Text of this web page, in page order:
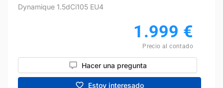
Dynamique 1.5dCi105 EU4
1.999 €
Precio al contado
Hacer una pregunta
Estoy interesado